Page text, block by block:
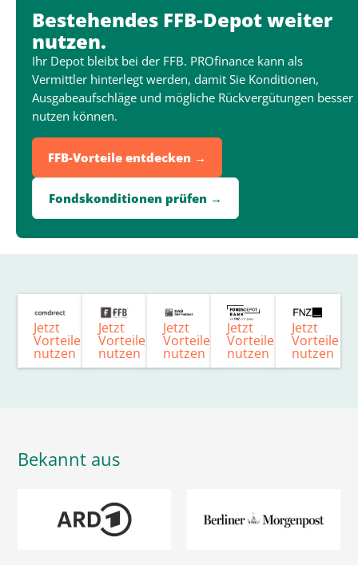
Bestehendes FFB-Depot weiter
nutzen.
Ihr Depot bleibt bei der FFB. PROfinance kann als
Vermittler hinterlegt werden, damit Sie Konditionen,
Ausgabeaufschläge und mögliche Rückvergütungen besser
nutzen können.
FFB-Vorteile entdecken →
Fondskonditionen prüfen →
Jetzt
Vorteile
nutzen
Jetzt
Vorteile
nutzen
Jetzt
Vorteile
nutzen
Jetzt
Vorteile
nutzen
Jetzt
Vorteile
nutzen
Bekannt aus